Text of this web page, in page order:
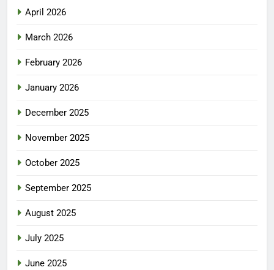
April 2026
March 2026
February 2026
January 2026
December 2025
November 2025
October 2025
September 2025
August 2025
July 2025
June 2025